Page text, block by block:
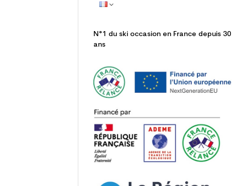
N°1 du ski occasion en France depuis 30
ans